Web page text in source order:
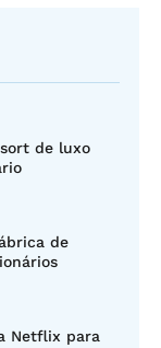
de luxo
de
Netflix para